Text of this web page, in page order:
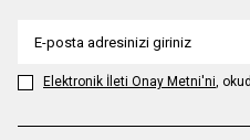
Elektronik İleti Onay Metni'ni,